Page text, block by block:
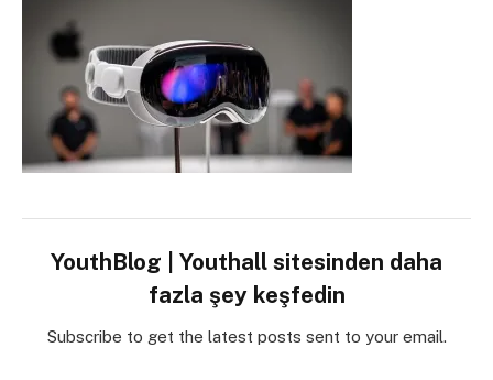
YouthBlog | Youthall sitesinden daha
fazla şey keşfedin
Subscribe to get the latest posts sent to your email.